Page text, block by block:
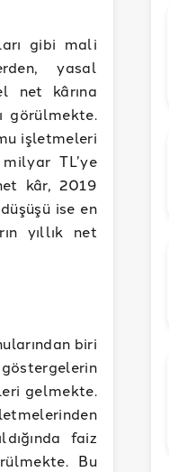
gibi mali
yasal
net kârına
görülmekte.
işletmeleri
TL’ye
kâr, 2019
ise en
yıllık net
biri
gelmekte.
faiz
Bu